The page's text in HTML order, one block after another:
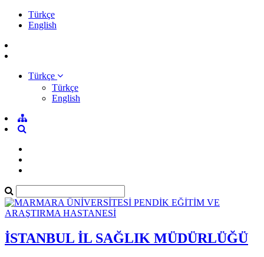
Türkçe
English
Türkçe
Türkçe
English
İSTANBUL İL SAĞLIK MÜDÜRLÜĞÜ